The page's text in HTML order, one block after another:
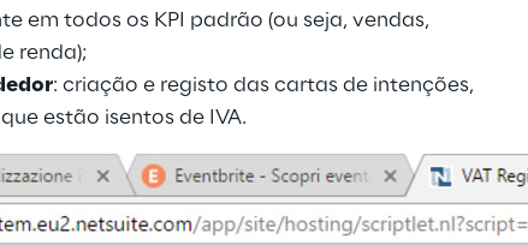
em todos os KPI padrão (ou seja, vendas,
renda);
: criação e registo das cartas de intenções,
estão isentos de IVA.